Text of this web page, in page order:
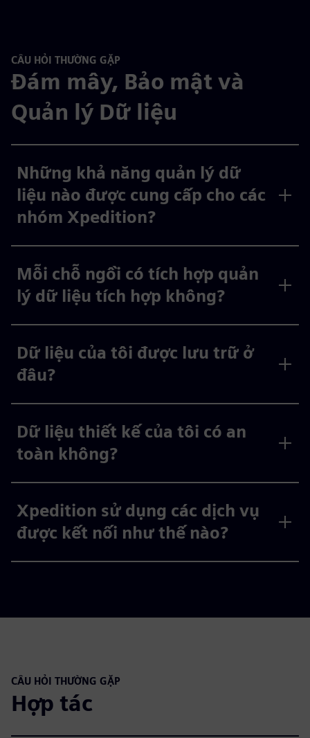
CÂU HỎI THƯỜNG GẶP
Đám mây, Bảo mật và
Quản lý Dữ liệu
Những khả năng quản lý dữ
liệu nào được cung cấp cho các
nhóm Xpedition?
Mỗi chỗ ngồi có tích hợp quản
lý dữ liệu tích hợp không?
Dữ liệu của tôi được lưu trữ ở
đâu?
Dữ liệu thiết kế của tôi có an
toàn không?
Xpedition sử dụng các dịch vụ
được kết nối như thế nào?
CÂU HỎI THƯỜNG GẶP
Hợp tác